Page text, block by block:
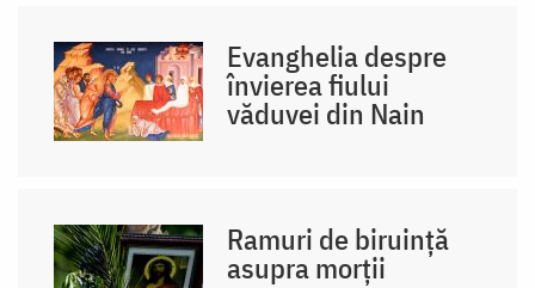
Evanghelia despre
învierea fiului
văduvei din Nain
Ramuri de biruinţă
asupra morţii